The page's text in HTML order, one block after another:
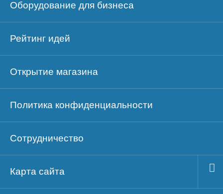
Оборудование для бизнеса
Рейтинг идей
Открытие магазина
Политика конфиденциальности
Сотрудничество
Карта сайта